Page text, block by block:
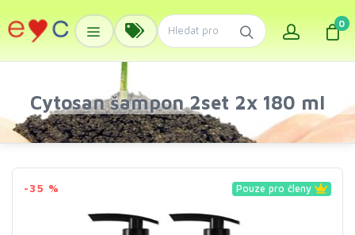
0
Cytosan šampon 2set 2x 180 ml
-35 % Pouze pro členy